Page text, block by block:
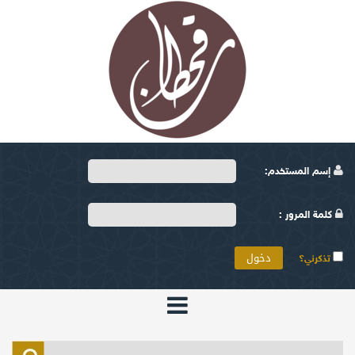
إسم المستخدم:
كلمة المرور :
تذكرني؟